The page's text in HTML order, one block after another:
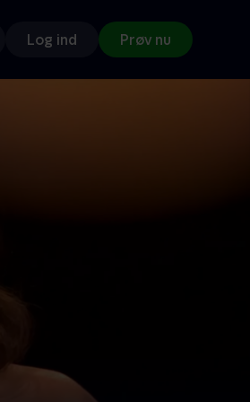
Log ind Prøv nu